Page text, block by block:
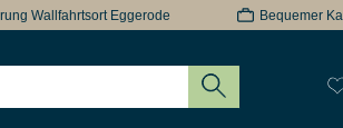
Wallfahrtsort Eggerode Bequemer